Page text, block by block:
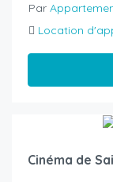
Par
Location
Cinéma de